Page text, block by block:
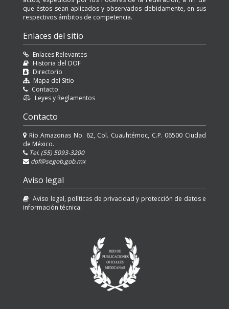
que éstos sean aplicados y observados debidamente, en sus
respectivos ámbitos de competencia.
Enlaces del sitio
Enlaces Relevantes
Historia del DOF
Directorio
Mapa del Sitio
Contacto
Leyes y Reglamentos
Contacto
Río Amazonas No. 62, Col. Cuauhtémoc, C.P. 06500 Ciudad
de México.
Tel. (55) 5093-3200
dof@segob.gob.mx
Aviso legal
Aviso legal, políticas de privacidad y protección de datos e
información técnica.